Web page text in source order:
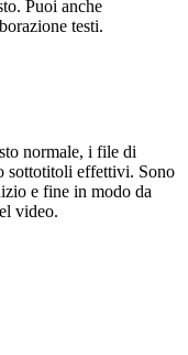
Puoi anche
testi.
normale, i file di
sottotitoli effettivi. Sono
e fine in modo da
video.